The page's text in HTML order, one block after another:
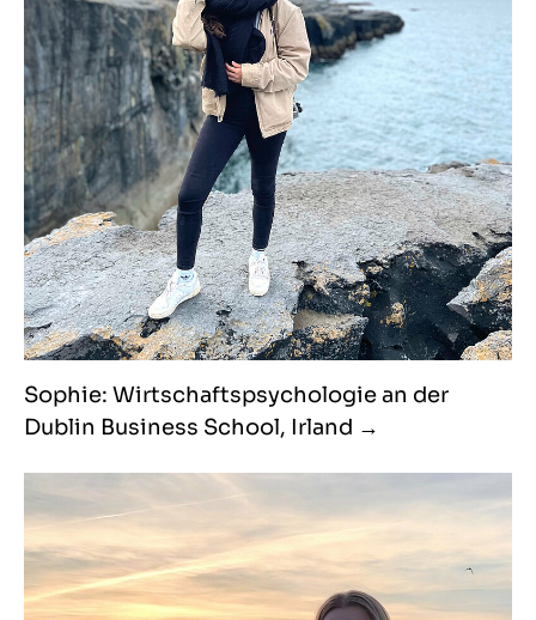
Sophie: Wirtschaftspsychologie an der
Dublin Business School, Irland